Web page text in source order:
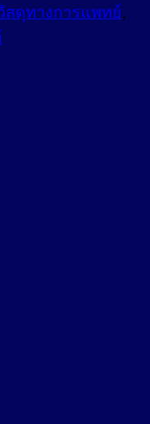
สดุทางการแพทย์,